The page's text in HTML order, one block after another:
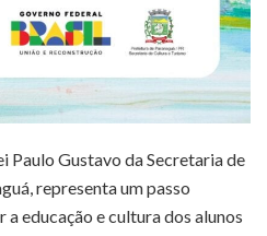
Paulo Gustavo da Secretaria de
representa um passo
educação e cultura dos alunos